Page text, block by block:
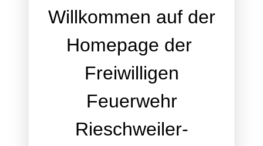
Willkommen auf der
Homepage der
Freiwilligen
Feuerwehr
Rieschweiler-